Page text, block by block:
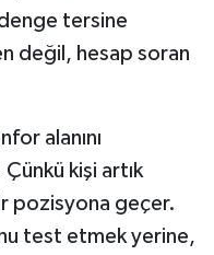
tersine
değil, hesap soran
alanını
kişi artık
pozisyona geçer.
test etmek yerine,